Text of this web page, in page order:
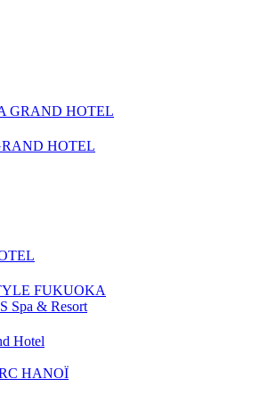
GRAND HOTEL
HOTEL
FUKUOKA
Spa & Resort
Hotel
HANOÏ